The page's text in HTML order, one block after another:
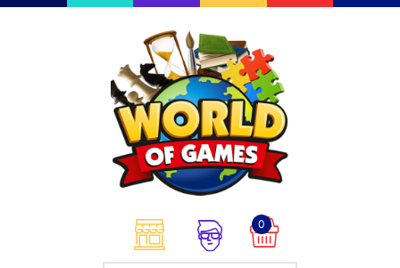
0
Επιτραπέζια
Παζλ
Παιχνίδια Καρτών
Σπαζοκεφαλιές
Κατασκευές
Καλλιτεχνικά